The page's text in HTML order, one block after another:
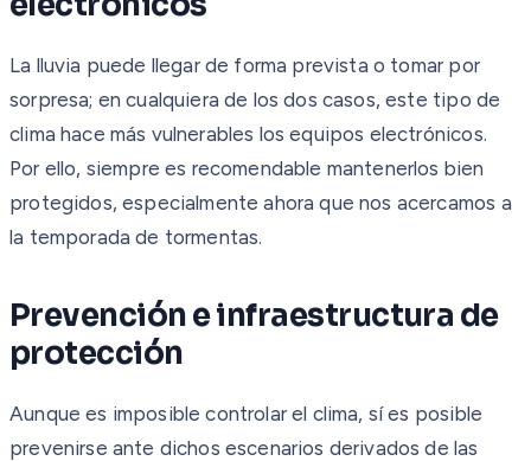
La lluvia puede llegar de forma prevista o tomar por
sorpresa; en cualquiera de los dos casos, este tipo de
clima hace más vulnerables los equipos electrónicos.
Por ello, siempre es recomendable mantenerlos bien
protegidos, especialmente ahora que nos acercamos a
la temporada de tormentas.
Prevención e infraestructura de
protección
Aunque es imposible controlar el clima, sí es posible
prevenirse ante dichos escenarios derivados de las